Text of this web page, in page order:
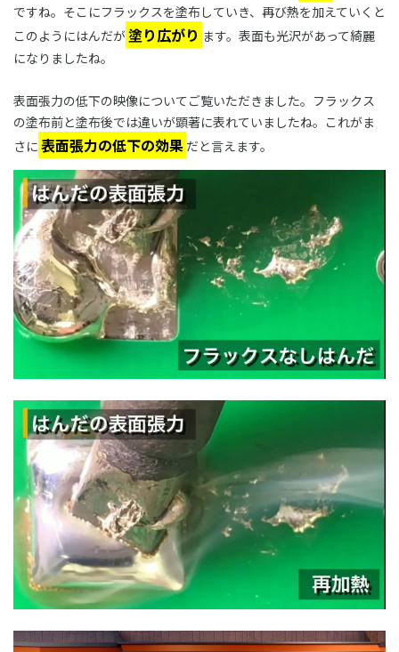
ですね。そこにフラックスを塗布していき、再び熱を加えていくと
このようにはんだが塗り広がり ます。表面も光沢があって綺麗
になりましたね。
表面張力の低下の映像についてご覧いただきました。フラックス
の塗布前と塗布後では違いが顕著に表れていましたね。これがま
さに 表面張力の低下の効果 だと言えます。